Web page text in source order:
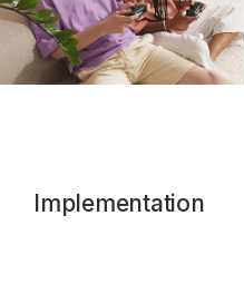
Implementation